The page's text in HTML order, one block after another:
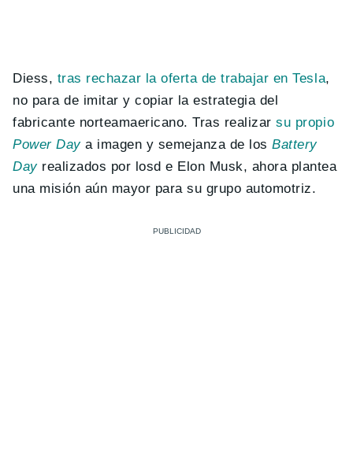
Diess, tras rechazar la oferta de trabajar en Tesla,
no para de imitar y copiar la estrategia del
fabricante norteamaericano. Tras realizar su propio
Power Daya imagen y semejanza de losBattery
Dayrealizados por losd e Elon Musk, ahora plantea
una misión aún mayor para su grupo automotriz.